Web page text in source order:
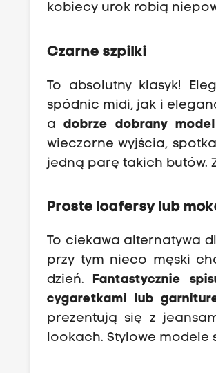
kobiecy urok robią
Czarne szpilki
To absolutny klasyk!
spódnic midi, jak i
a dobrze dobrany
wieczorne wyjścia,
jedną parę takich butów.
Proste loafersy lub
To ciekawa alternatywa
przy tym nieco męski
dzień.
Fantastycznie
cygaretkami lub
prezentują się z
lookach. Stylowe